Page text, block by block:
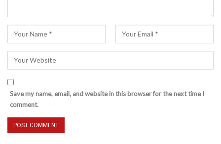
Save my name, email, and website in this browser for the next time I
comment.